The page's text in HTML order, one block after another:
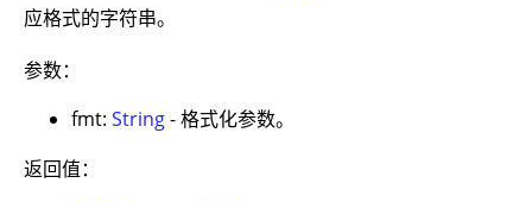
应格式的字符串。
参数：
fmt: String- 格式化参数。
返回值：